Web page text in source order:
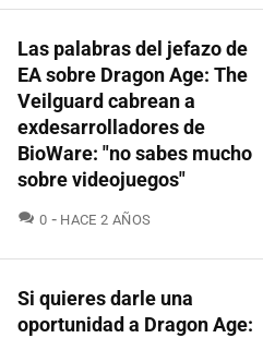
Las palabras del jefazo de
EA sobre Dragon Age: The
Veilguard cabrean a
exdesarrolladores de
BioWare: "no sabes mucho
sobre videojuegos"
0 COMENTARIOS
HACE 2 AÑOS
Si quieres darle una
oportunidad a Dragon Age: